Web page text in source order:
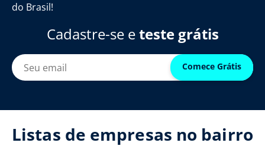
do Brasil!
Cadastre-se eteste grátis
Comece Grátis
Listas de empresas no bairro